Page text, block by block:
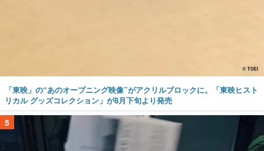
「東映」の“あのオープニング映像”がアクリルブロックに。「東映ヒスト
リカル グッズコレクション」が8月下旬より発売
5